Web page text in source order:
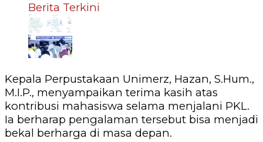
Berita Terkini
Kepala Perpustakaan Unimerz, Hazan, S.Hum.,
M.I.P., menyampaikan terima kasih atas
kontribusi mahasiswa selama menjalani PKL.
Ia berharap pengalaman tersebut bisa menjadi
bekal berharga di masa depan.